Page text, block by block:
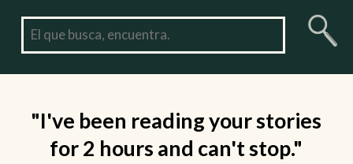
"I've been reading your stories
for 2 hours and can't stop."